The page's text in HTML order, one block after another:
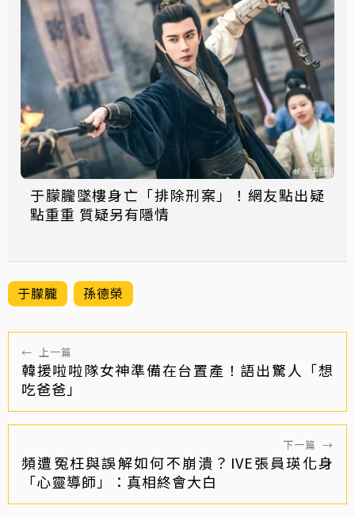
于朦朧墜樓身亡「排除刑案」！網友點出疑
點重重 質疑另有隱情
于朦朧 孫德榮
← 上一篇
韓援啦啦隊女神準備在台置產！語出驚人「想
吃爸爸」
下一篇 →
頻遭冤枉與誤解如何不崩潰？IVE張員瑛化身
「心靈導師」：真相終會大白